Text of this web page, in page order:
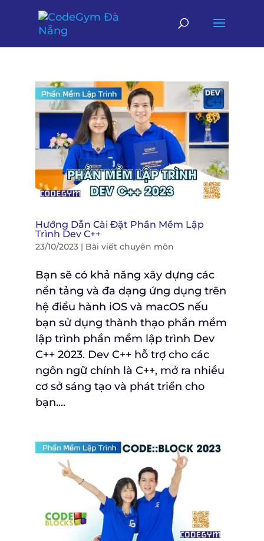
Hướng Dẫn Cài Đặt Phần Mềm Lập
Trình Dev C++
23/10/2023| Bài viết chuyên môn
Bạn sẽ có khả năng xây dựng các
nền tảng và đa dạng ứng dụng trên
hệ điều hành iOS và macOS nếu
bạn sử dụng thành thạo phần mềm
lập trình phần mềm lập trình Dev
C++ 2023. Dev C++ hỗ trợ cho các
ngôn ngữ chính là C++, mở ra nhiều
cơ sở sáng tạo và phát triển cho
bạn....